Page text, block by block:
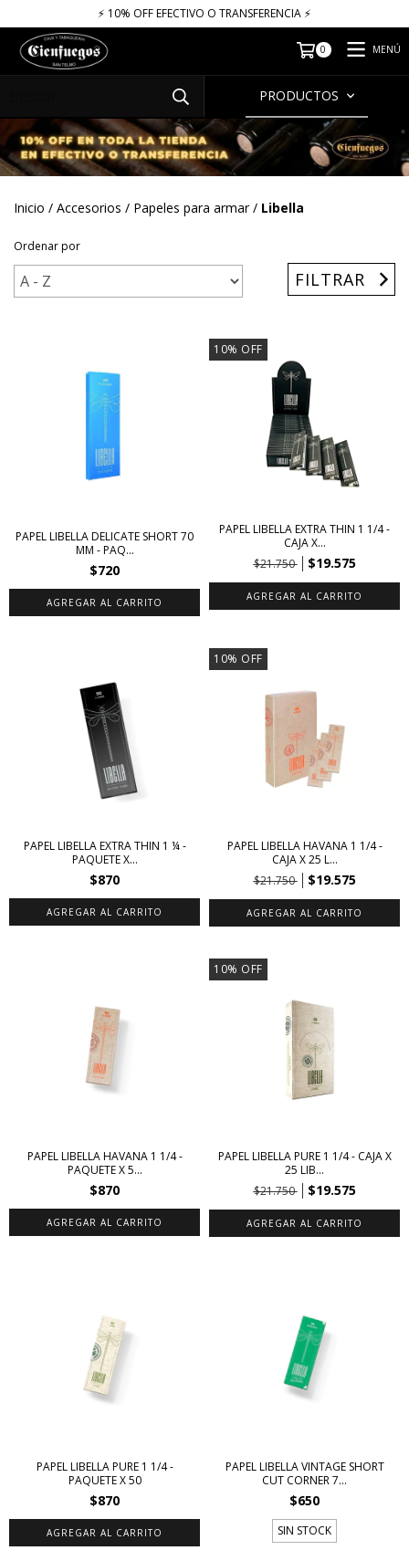
⚡​​​ 10% OFF EFECTIVO O TRANSFERENCIA ⚡​
0 MENÚ
PRODUCTOS
Inicio / Accesorios / Papeles para armar / Libella
Ordenar por
FILTRAR
PAPEL LIBELLA DELICATE SHORT 70
MM - PAQ...
$720
10% OFF
PAPEL LIBELLA EXTRA THIN 1 1/4 -
CAJA X...
$21.750
$19.575
PAPEL LIBELLA EXTRA THIN 1 ¼ -
PAQUETE X...
$870
10% OFF
PAPEL LIBELLA HAVANA 1 1/4 -
CAJA X 25 L...
$21.750
$19.575
PAPEL LIBELLA HAVANA 1 1/4 -
PAQUETE X 5...
$870
10% OFF
PAPEL LIBELLA PURE 1 1/4 - CAJA X
25 LIB...
$21.750
$19.575
PAPEL LIBELLA PURE 1 1/4 -
PAQUETE X 50
$870
PAPEL LIBELLA VINTAGE SHORT
CUT CORNER 7...
$650
SIN STOCK